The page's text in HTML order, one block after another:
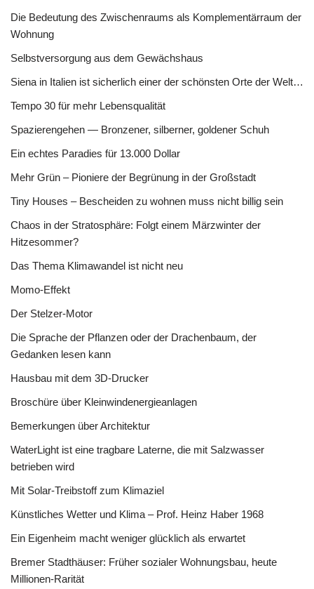
Die Bedeutung des Zwischenraums als Komplementärraum der
Wohnung
Selbstversorgung aus dem Gewächshaus
Siena in Italien ist sicherlich einer der schönsten Orte der Welt…
Tempo 30 für mehr Lebensqualität
Spazierengehen — Bronzener, silberner, goldener Schuh
Ein echtes Paradies für 13.000 Dollar
Mehr Grün – Pioniere der Begrünung in der Großstadt
Tiny Houses – Bescheiden zu wohnen muss nicht billig sein
Chaos in der Stratosphäre: Folgt einem Märzwinter der
Hitzesommer?
Das Thema Klimawandel ist nicht neu
Momo-Effekt
Der Stelzer-Motor
Die Sprache der Pflanzen oder der Drachenbaum, der
Gedanken lesen kann
Hausbau mit dem 3D-Drucker
Broschüre über Kleinwindenergieanlagen
Bemerkungen über Architektur
WaterLight ist eine tragbare Laterne, die mit Salzwasser
betrieben wird
Mit Solar-Treibstoff zum Klimaziel
Künstliches Wetter und Klima – Prof. Heinz Haber 1968
Ein Eigenheim macht weniger glücklich als erwartet
Bremer Stadthäuser: Früher sozialer Wohnungsbau, heute
Millionen-Rarität